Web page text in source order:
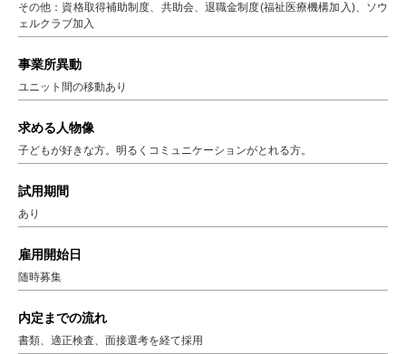
その他：資格取得補助制度、共助会、退職金制度(福祉医療機構加入)、ソウ
ェルクラブ加入
事業所異動
ユニット間の移動あり
求める人物像
子どもが好きな方。明るくコミュニケーションがとれる方。
試用期間
あり
雇用開始日
随時募集
内定までの流れ
書類、適正検査、面接選考を経て採用